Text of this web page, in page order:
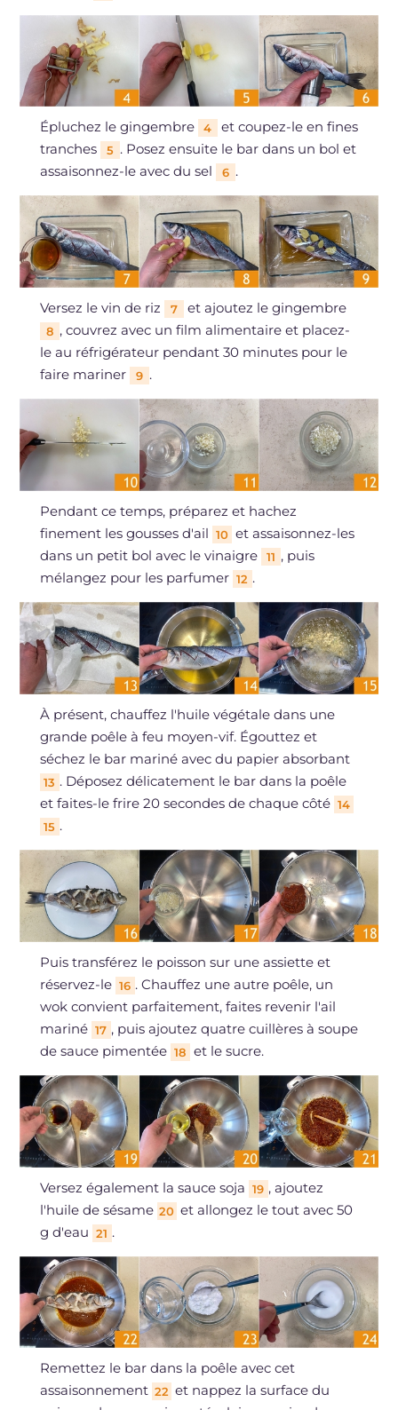
Épluchez le gingembre 4
et coupez-le en fines
tranches
5 . Posez ensuite le bar dans un bol et
assaisonnez-le avec du sel
6 .
Versez le vin de riz 7 et ajoutez le gingembre
8 , couvrez avec un film alimentaire et placez-
le au réfrigérateur pendant 30 minutes pour le
faire mariner
9 .
Pendant ce temps, préparez et hachez
finement les gousses d'ail 10 et assaisonnez-les
dans un petit bol avec le vinaigre
11 , puis
mélangez pour les parfumer 12 .
À présent, chauffez l'huile végétale dans une
grande poêle à feu moyen-vif. Égouttez et
séchez le bar mariné avec du papier absorbant
13 . Déposez délicatement le bar dans la poêle
et faites-le frire 20 secondes de chaque côté 14
15 .
Puis transférez le poisson sur une assiette et
réservez-le 16 . Chauffez une autre poêle, un
wok convient parfaitement, faites revenir l'ail
mariné 17 , puis ajoutez quatre cuillères à soupe
de sauce pimentée 18 et le sucre.
Versez également la sauce soja 19 , ajoutez
l'huile de sésame 20 et allongez le tout avec 50
g d'eau 21 .
Remettez le bar dans la poêle avec cet
assaisonnement 22 et nappez la surface du